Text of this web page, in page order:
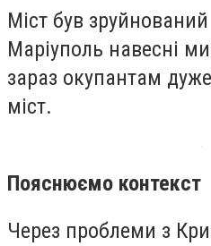
Міст був зруйнований
Маріуполь навесні
зараз окупантам
міст.
Пояснюємо контекст
Через проблеми з